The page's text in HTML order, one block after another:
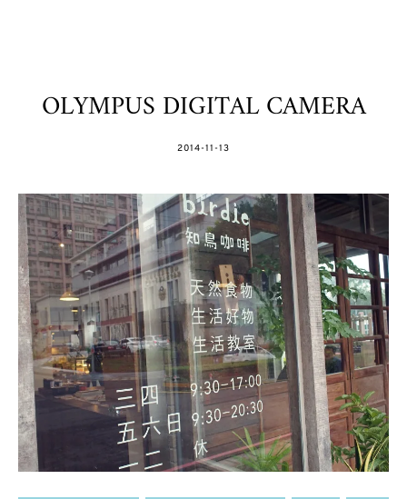
OLYMPUS DIGITAL CAMERA
POSTED
2014-11-13